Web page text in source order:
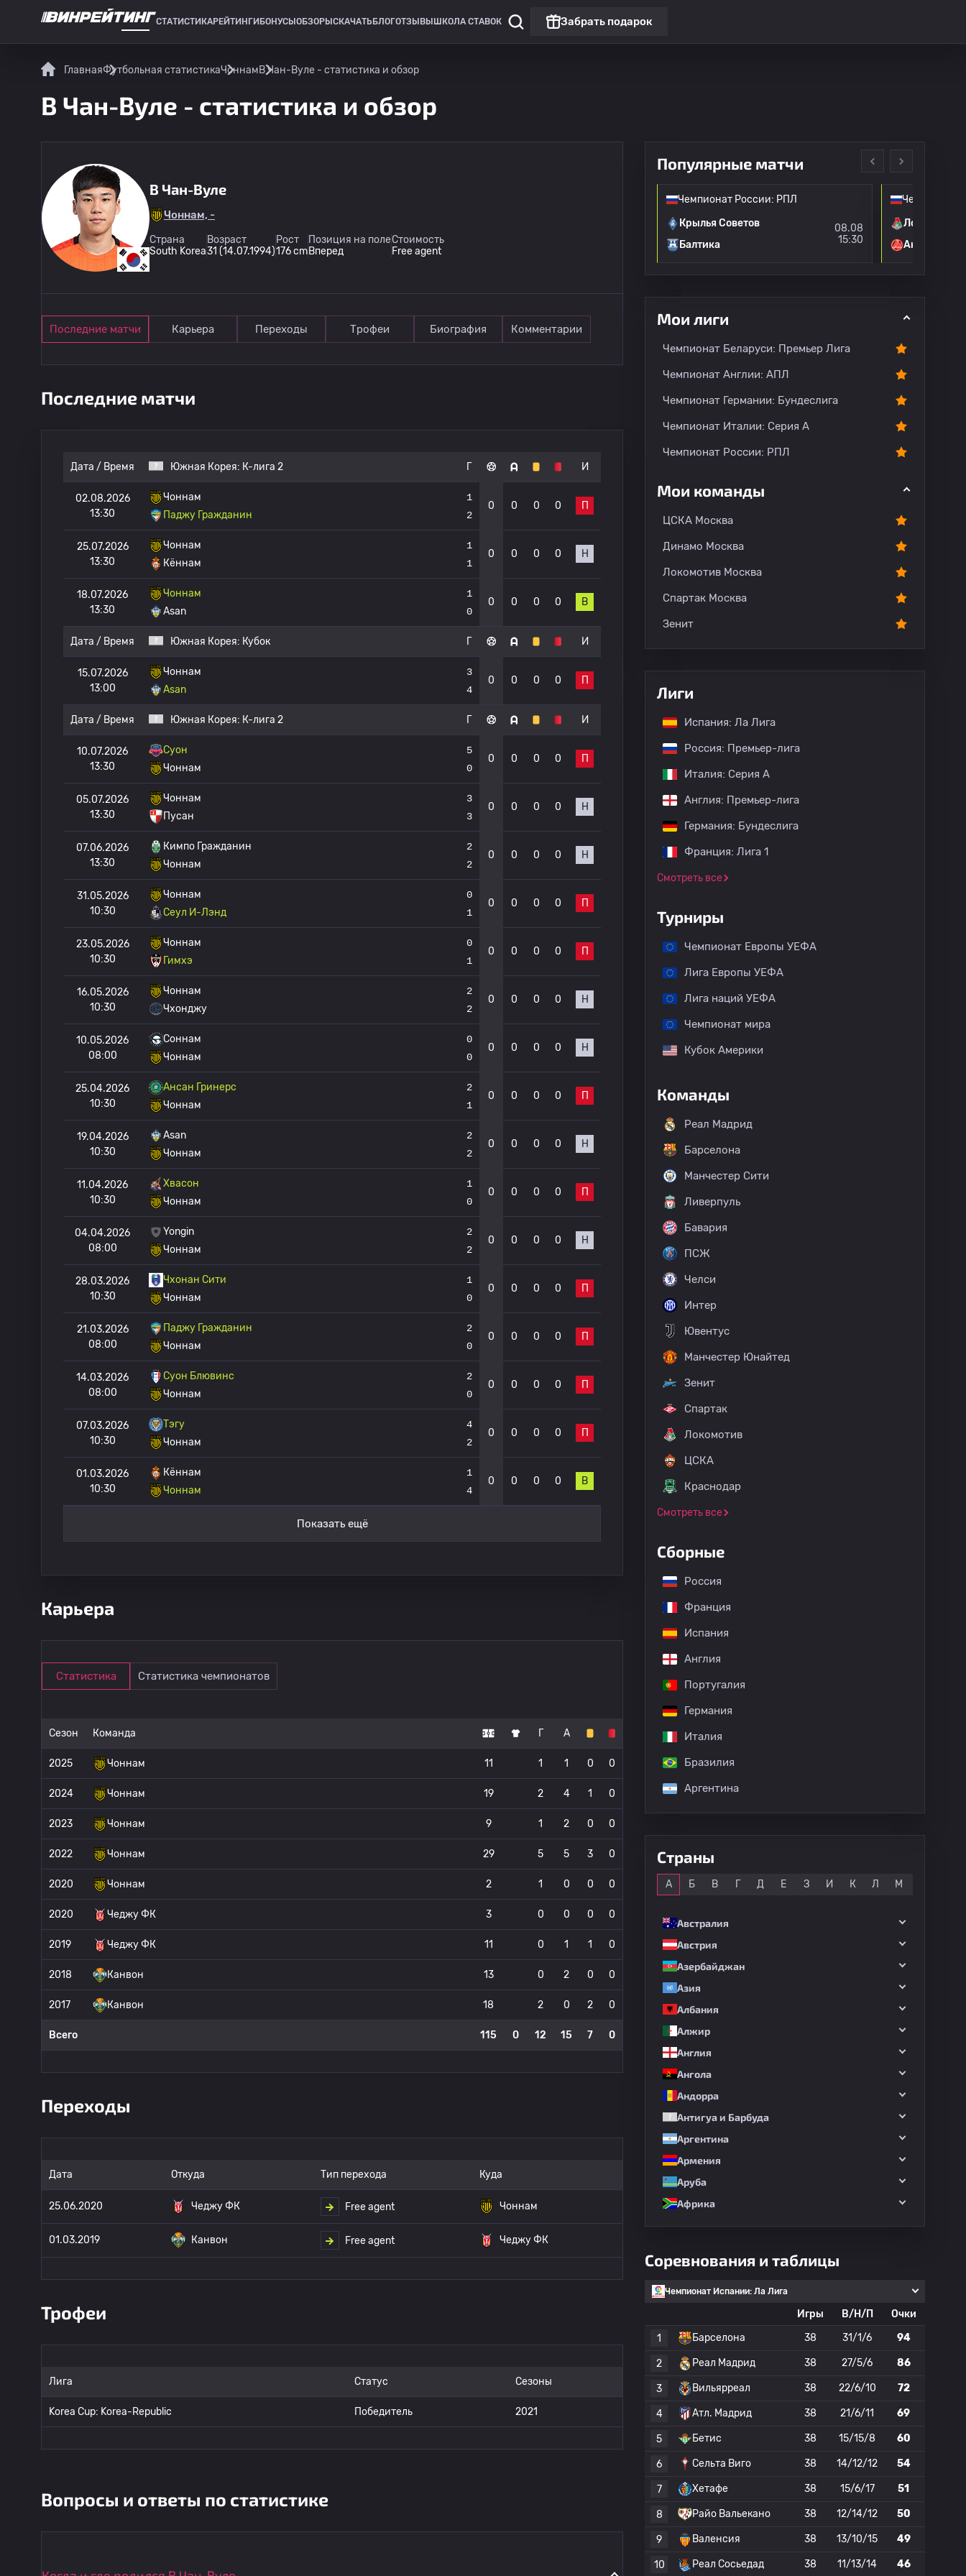
СТАТИСТИКАРЕЙТИНГИ БОНУСЫ ОБЗОРЫ СКАЧАТЬ БЛОГОТЗЫВЫ ШКОЛА СТАВОК Забрать подарок
ГлавнаяФутбольная статистикаЧоннамВ Чан-Вуле - статистика и обзор
В Чан-Вуле - статистика и обзор
В Чан-Вуле
Чоннам, -
Страна
South Korea
Возраст
31 (14.07.1994)
Рост
176 cm
Позиция на поле
Вперед
Стоимость
Free agent
Последние матчи Карьера Переходы Трофеи Биография Комментарии
Последние матчи
Дата / Время Южная Корея: К-лига 2 Г И
02.08.2026
13:30
Чоннам
Паджу Гражданин
1
2
0 0 0 0 П
25.07.2026
13:30
Чоннам
Кённам
1
1
0 0 0 0 Н
18.07.2026
13:30
Чоннам
Asan
1
0
0 0 0 0 В
Дата / Время Южная Корея: Кубок Г И
15.07.2026
13:00
Чоннам
Asan
3
4
0 0 0 0 П
Дата / Время Южная Корея: К-лига 2 Г И
10.07.2026
13:30
Суон
Чоннам
5
0
0 0 0 0 П
05.07.2026
13:30
Чоннам
Пусан
3
3
0 0 0 0 Н
07.06.2026
13:30
Кимпо Гражданин
Чоннам
2
2
0 0 0 0 Н
31.05.2026
10:30
Чоннам
Сеул И-Лэнд
0
1
0 0 0 0 П
23.05.2026
10:30
Чоннам
Гимхэ
0
1
0 0 0 0 П
16.05.2026
10:30
Чоннам
Чхонджу
2
2
0 0 0 0 Н
10.05.2026
08:00
Соннам
Чоннам
0
0
0 0 0 0 Н
25.04.2026
10:30
Ансан Гринерс
Чоннам
2
1
0 0 0 0 П
19.04.2026
10:30
Asan
Чоннам
2
2
0 0 0 0 Н
11.04.2026
10:30
Хвасон
Чоннам
1
0
0 0 0 0 П
04.04.2026
08:00
Yongin
Чоннам
2
2
0 0 0 0 Н
28.03.2026
10:30
Чхонан Сити
Чоннам
1
0
0 0 0 0 П
21.03.2026
08:00
Паджу Гражданин
Чоннам
2
0
0 0 0 0 П
14.03.2026
08:00
Суон Блювинс
Чоннам
2
0
0 0 0 0 П
07.03.2026
10:30
Тэгу
Чоннам
4
2
0 0 0 0 П
01.03.2026
10:30
Кённам
Чоннам
1
4
0 0 0 0 В
Показать ещё
Карьера
Статистика Статистика чемпионатов
Сезон Команда Г А
2025 Чоннам 11 1 1 0 0
2024 Чоннам 19 2 4 1 0
2023 Чоннам 9 1 2 0 0
2022 Чоннам 29 5 5 3 0
2020 Чоннам 2 1 0 0 0
2020 Чеджу ФК 3 0 0 0 0
2019 Чеджу ФК 11 0 1 1 0
2018 Канвон 13 0 2 0 0
2017 Канвон 18 2 0 2 0
Всего 115 0 12 15 7 0
Переходы
Дата Откуда Тип перехода Куда
25.06.2020 Чеджу ФК Free agent Чоннам
01.03.2019 Канвон Free agent Чеджу ФК
Трофеи
Лига Статус Сезоны
Korea Cup: Korea-Republic Победитель 2021
Вопросы и ответы по статистике
Популярные матчи
Чемпионат России: РПЛ
Крылья Советов
Балтика
08.08
15:30
Чемпионат
Локомотив
Акрон
Мои лиги
Чемпионат Беларуси: Премьер Лига
Чемпионат Англии: АПЛ
Чемпионат Германии: Бундеслига
Чемпионат Италии: Серия А
Чемпионат России: РПЛ
Мои команды
ЦСКА Москва
Динамо Москва
Локомотив Москва
Спартак Москва
Зенит
Лиги
Испания: Ла Лига
Россия: Премьер-лига
Италия: Серия А
Англия: Премьер-лига
Германия: Бундеслига
Франция: Лига 1
Смотреть все
Турниры
Чемпионат Европы УЕФА
Лига Европы УЕФА
Лига наций УЕФА
Чемпионат мира
Кубок Америки
Команды
Реал Мадрид
Барселона
Манчестер Сити
Ливерпуль
Бавария
ПСЖ
Челси
Интер
Ювентус
Манчестер Юнайтед
Зенит
Спартак
Локомотив
ЦСКА
Краснодар
Смотреть все
Сборные
Россия
Франция
Испания
Англия
Португалия
Германия
Италия
Бразилия
Аргентина
Страны
А Б В Г Д Е З И К Л М
Австралия
Австрия
Азербайджан
Азия
Албания
Алжир
Англия
Ангола
Андорра
Антигуа и Барбуда
Аргентина
Армения
Аруба
Африка
Соревнования и таблицы
Чемпионат Испании: Ла Лига
Игры В/Н/П
Очки
1
Барселона 38 31/1/6 94
2 Реал Мадрид 38 27/5/6 86
3 Вильярреал 38 22/6/10 72
4 Атл. Мадрид 38 21/6/11 69
5 Бетис 38 15/15/8 60
6 Сельта Виго 38 14/12/12 54
7 Хетафе 38 15/6/17 51
8 Райо Вальекано 38 12/14/12 50
9 Валенсия 38 13/10/15 49
10 Реал Сосьедад 38 11/13/14 46